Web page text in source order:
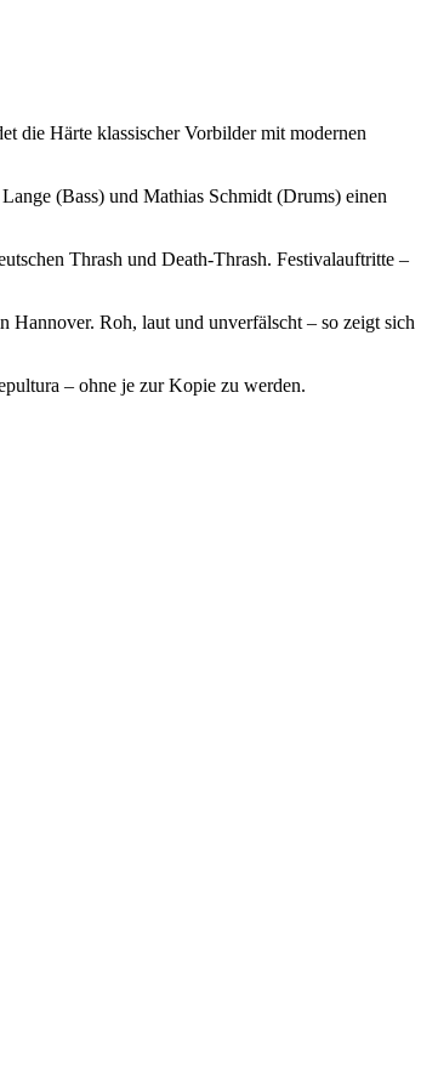
die Härte klassischer Vorbilder mit modernen
(Bass) und Mathias Schmidt (Drums) einen
Thrash und Death-Thrash. Festivalauftritte –
Hannover. Roh, laut und unverfälscht – so zeigt sich
– ohne je zur Kopie zu werden.